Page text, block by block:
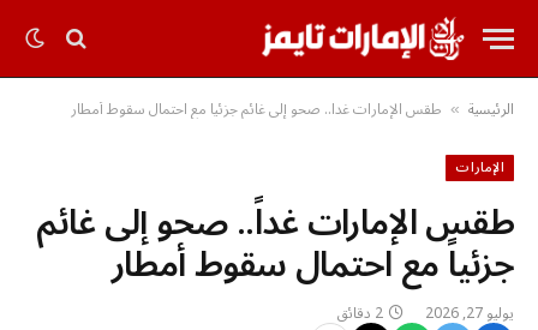
الرئيسية » طقس الإمارات غداً.. صحو إلى غائم جزئياً مع احتمال سقوط أمطار
الإمارات
طقس الإمارات غداً.. صحو إلى غائم
جزئياً مع احتمال سقوط أمطار
يوليو 27, 2026 2 دقائق